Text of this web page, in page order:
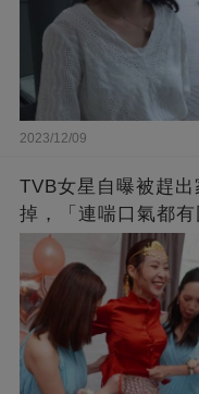
2023/12/09
TVB女星自曝被趕
掉，「連喘口氣都